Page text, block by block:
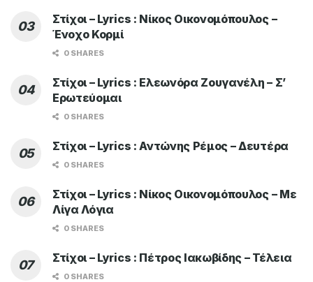
Στίχοι – Lyrics : Νίκος Οικονομόπουλος –
Ένοχο Κορμί
0 SHARES
Στίχοι – Lyrics : Ελεωνόρα Ζουγανέλη – Σ’
Ερωτεύομαι
0 SHARES
Στίχοι – Lyrics : Αντώνης Ρέμος – Δευτέρα
0 SHARES
Στίχοι – Lyrics : Νίκος Οικονομόπουλος – Με
Λίγα Λόγια
0 SHARES
Στίχοι – Lyrics : Πέτρος Ιακωβίδης – Τέλεια
0 SHARES